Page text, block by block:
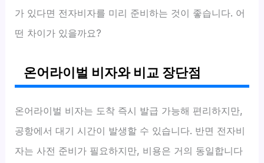
가 있다면 전자비자를 미리 준비하는 것이 좋습니다. 어
떤 차이가 있을까요?
온어라이벌 비자와 비교 장단점
온어라이벌 비자는 도착 즉시 발급 가능해 편리하지만,
공항에서 대기 시간이 발생할 수 있습니다. 반면 전자비
자는 사전 준비가 필요하지만, 비용은 거의 동일합니다